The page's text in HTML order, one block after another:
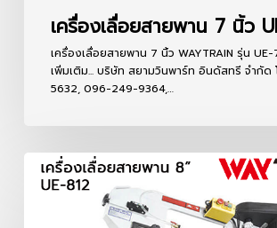
เครื่องเลื่อยสายพาน 7 นิ้ว
เครื่องเลื่อยสายพาน 7 นิ้ว WAYTRAIN รุ่น
เพิ่มเติม... บริษัท สยามวินพาร์ท อินดัสทรี จำกัด
5632, 096-249-9364,…
เครื่อง
เลื่อย